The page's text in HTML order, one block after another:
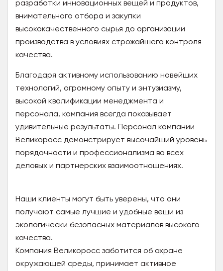
разработки инновационных вещей и продуктов,
внимательного отбора и закупки
высококачественного сырья до организации
производства в условиях строжайшего контроля
качества.
Благодаря активному использованию новейших
технологий, огромному опыту и энтузиазму,
высокой квалификации менеджмента и
персонала, компания всегда показывает
удивительные результаты. Персонал компании
Великоросс демонстрирует высочайший уровень
порядочности и профессионализма во всех
деловых и партнерских взаимоотношениях.
Наши клиенты могут быть уверены, что они
получают самые лучшие и удобные вещи из
экологически безопасных материалов высокого
качества.
Компания Великоросс заботится об охране
окружающей среды, принимает активное